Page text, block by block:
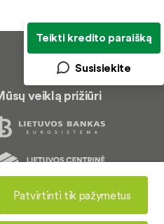
veiklą prižiūri
© 2026 LKU kredito unijų grupė
Teikti kredito paraišką
Susisiekite
Patvirtinti tik pažymėtus